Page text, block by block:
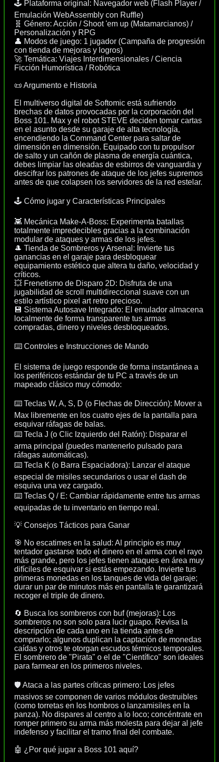
🕹️ Plataforma original: Navegador web (Flash Player /
Emulación WebAssembly con Ruffle)
🧬 Género: Acción / Shoot 'em up (Matamarcianos) /
Personalización y RPG
👤 Modos de juego: 1 jugador (Campaña de progresión
con tienda de mejoras y logros)
🚀 Temática: Viajes Interdimensionales / Ciencia
Ficción Humorística / Robótica
📜 Argumento e Historia
El multiverso digital de Softomic está sufriendo
brechas de datos provocadas por la corporación del
Boss 101. Max y el robot STEVE deciden tomar cartas
en el asunto desde su garaje de alta tecnología,
encendiendo la Command Center para saltar de
dimensión en dimensión. Equipado con tu propulsor
de salto y un cañón de plasma de energía cuántica,
debes limpiar las oleadas de esbirros de vanguardia y
descifrar los patrones de ataque de los jefes supremos
antes de que colapsen los servidores de la red estelar.
🕹️ Cómo jugar y Características Principales
👾 Mecánica Make-A-Boss: Experimenta batallas
totalmente impredecibles gracias a la combinación
modular de ataques y armas de los jefes.
🎩 Tienda de Sombreros y Arsenal: Invierte tus
ganancias en el garaje para desbloquear
equipamiento estético que altera tu daño, velocidad y
críticos.
💥 Frenetismo de Disparo 2D: Disfruta de una
jugabilidad de scroll multidireccional suave con un
estilo artístico pixel art retro precioso.
💾 Sistema Autosave Integrado: El emulador almacena
localmente de forma transparente tus armas
compradas, dinero y niveles desbloqueados.
⌨️ Controles e Instrucciones de Mando
El sistema de juego responde de forma instantánea a
los periféricos estándar de tu PC a través de un
mapeado clásico muy cómodo:
⌨️ Teclas W, A, S, D (o Flechas de Dirección): Mover a
Max libremente en los cuatro ejes de la pantalla para
esquivar ráfagas de balas.
⌨️ Tecla J (o Clic Izquierdo del Ratón): Disparar el
arma principal (puedes mantenerlo pulsado para
ráfagas automáticas).
⌨️ Tecla K (o Barra Espaciadora): Lanzar el ataque
especial de misiles secundarios o usar el dash de
esquiva una vez cargado.
⌨️ Teclas Q / E: Cambiar rápidamente entre tus armas
equipadas de tu inventario en tiempo real.
💡 Consejos Tácticos para Ganar
🎯 No escatimes en la salud: Al principio es muy
tentador gastarse todo el dinero en el arma con el rayo
más grande, pero los jefes tienen ataques en área muy
difíciles de esquivar si estás empezando. Invierte tus
primeras monedas en los tanques de vida del garaje;
durar un par de minutos más en pantalla te garantizará
recoger el triple de dinero.
🔄 Busca los sombreros con buf (mejoras): Los
sombreros no son solo para lucir guapo. Revisa la
descripción de cada uno en la tienda antes de
comprarlo; algunos duplican la captación de monedas
caídas y otros te otorgan escudos térmicos temporales.
El sombrero de "Pirata" o el de "Científico" son ideales
para farmear en los primeros niveles.
🛡️ Ataca a las partes críticas primero: Los jefes
masivos se componen de varios módulos destruibles
(como torretas en los hombros o lanzamisiles en la
panza). No dispares al centro a lo loco; concéntrate en
romper primero su arma más molesta para dejar al jefe
indefenso y facilitar el tramo final del combate.
🤖 ¿Por qué jugar a Boss 101 aquí?